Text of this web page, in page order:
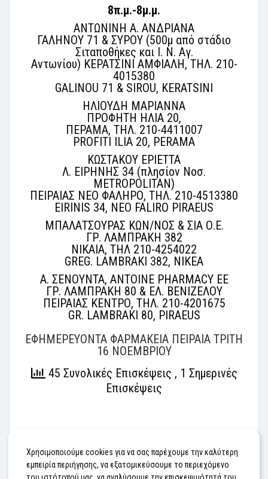
8π.μ.-8μ.μ.
ΑΝΤΩΝΙΝΗ Α. ΑΝΔΡΙΑΝΑ
ΓΑΛΗΝΟΥ 71 & ΣΥΡΟΥ (500μ από στάδιο
Σιταποθήκες και Ι. Ν. Αγ.
Αντωνίου) ΚΕΡΑΤΣΙΝΙ ΑΜΦΙΑΛΗ, ΤΗΛ. 210-
4015380
GALINOU 71 & SIROU, KERATSINI
ΗΛΙΟΥΔΗ ΜΑΡΙΑΝΝΑ
ΠΡΟΦΗΤΗ ΗΛΙΑ 20,
ΠΕΡΑΜΑ, ΤΗΛ. 210-4411007
PROFITI ILIA 20, PERAMA
ΚΩΣΤΑΚΟΥ ΕΡΙΕΤΤΑ
Λ. ΕΙΡΗΝΗΣ 34 (πλησίον Νοσ.
METROPOLITAN)
ΠΕΙΡΑΙΑΣ ΝΕΟ ΦΑΛΗΡΟ, ΤΗΛ. 210-4513380
EIRINIS 34, NEO FALIRO PIRAEUS
ΜΠΑΛΑΤΣΟΥΡΑΣ ΚΩΝ/ΝΟΣ & ΣΙΑ Ο.Ε.
ΓΡ. ΛΑΜΠΡΑΚΗ 382
ΝΙΚΑΙΑ, ΤΗΛ 210-4254022
GREG. LAMBRAKI 382, NIKEA
Α. ΣΕΝΟΥΝΤΑ, ANTOINE PHARMACY EE
ΓΡ. ΛΑΜΠΡΑΚΗ 80 & ΕΛ. ΒΕΝΙΖΕΛΟΥ
ΠΕΙΡΑΙΑΣ ΚΕΝΤΡΟ, ΤΗΛ. 210-4201675
GR. LAMBRAKI 80, PIRAEUS
ΕΦΗΜΕΡΕΥΟΝΤΑ ΦΑΡΜΑΚΕΙΑ ΠΕΙΡΑΙΑ ΤΡΙΤΗ
16 ΝΟΕΜΒΡΙΟΥ
45 Συνολικές Επισκέψεις , 1 Σημερινές
Επισκέψεις
Χρησιμοποιούμε cookies για να σας παρέχουμε την καλύτερη
εμπειρία περιήγησης, να εξατομικεύσουμε το περιεχόμενο